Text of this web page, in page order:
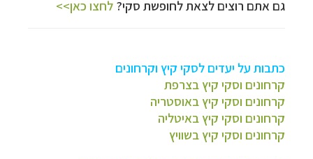
גם אתם רוצים לצאת לחופשת סקי? לחצו כאן>>
כתבות על יעדים לסקי קיץ וקרחונים
קרחונים וסקי קיץ בצרפת
קרחונים וסקי קיץ באוסטריה
קרחונים וסקי קיץ באיטליה
קרחונים וסקי קיץ בשוויץ